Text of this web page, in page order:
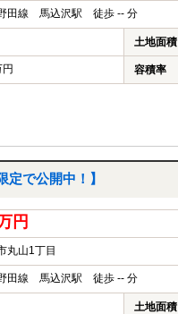
田線 馬込沢駅 徒歩 -- 分
土地面積
容積率
定で公開中！】
円
丸山1丁目
田線 馬込沢駅 徒歩 -- 分
土地面積